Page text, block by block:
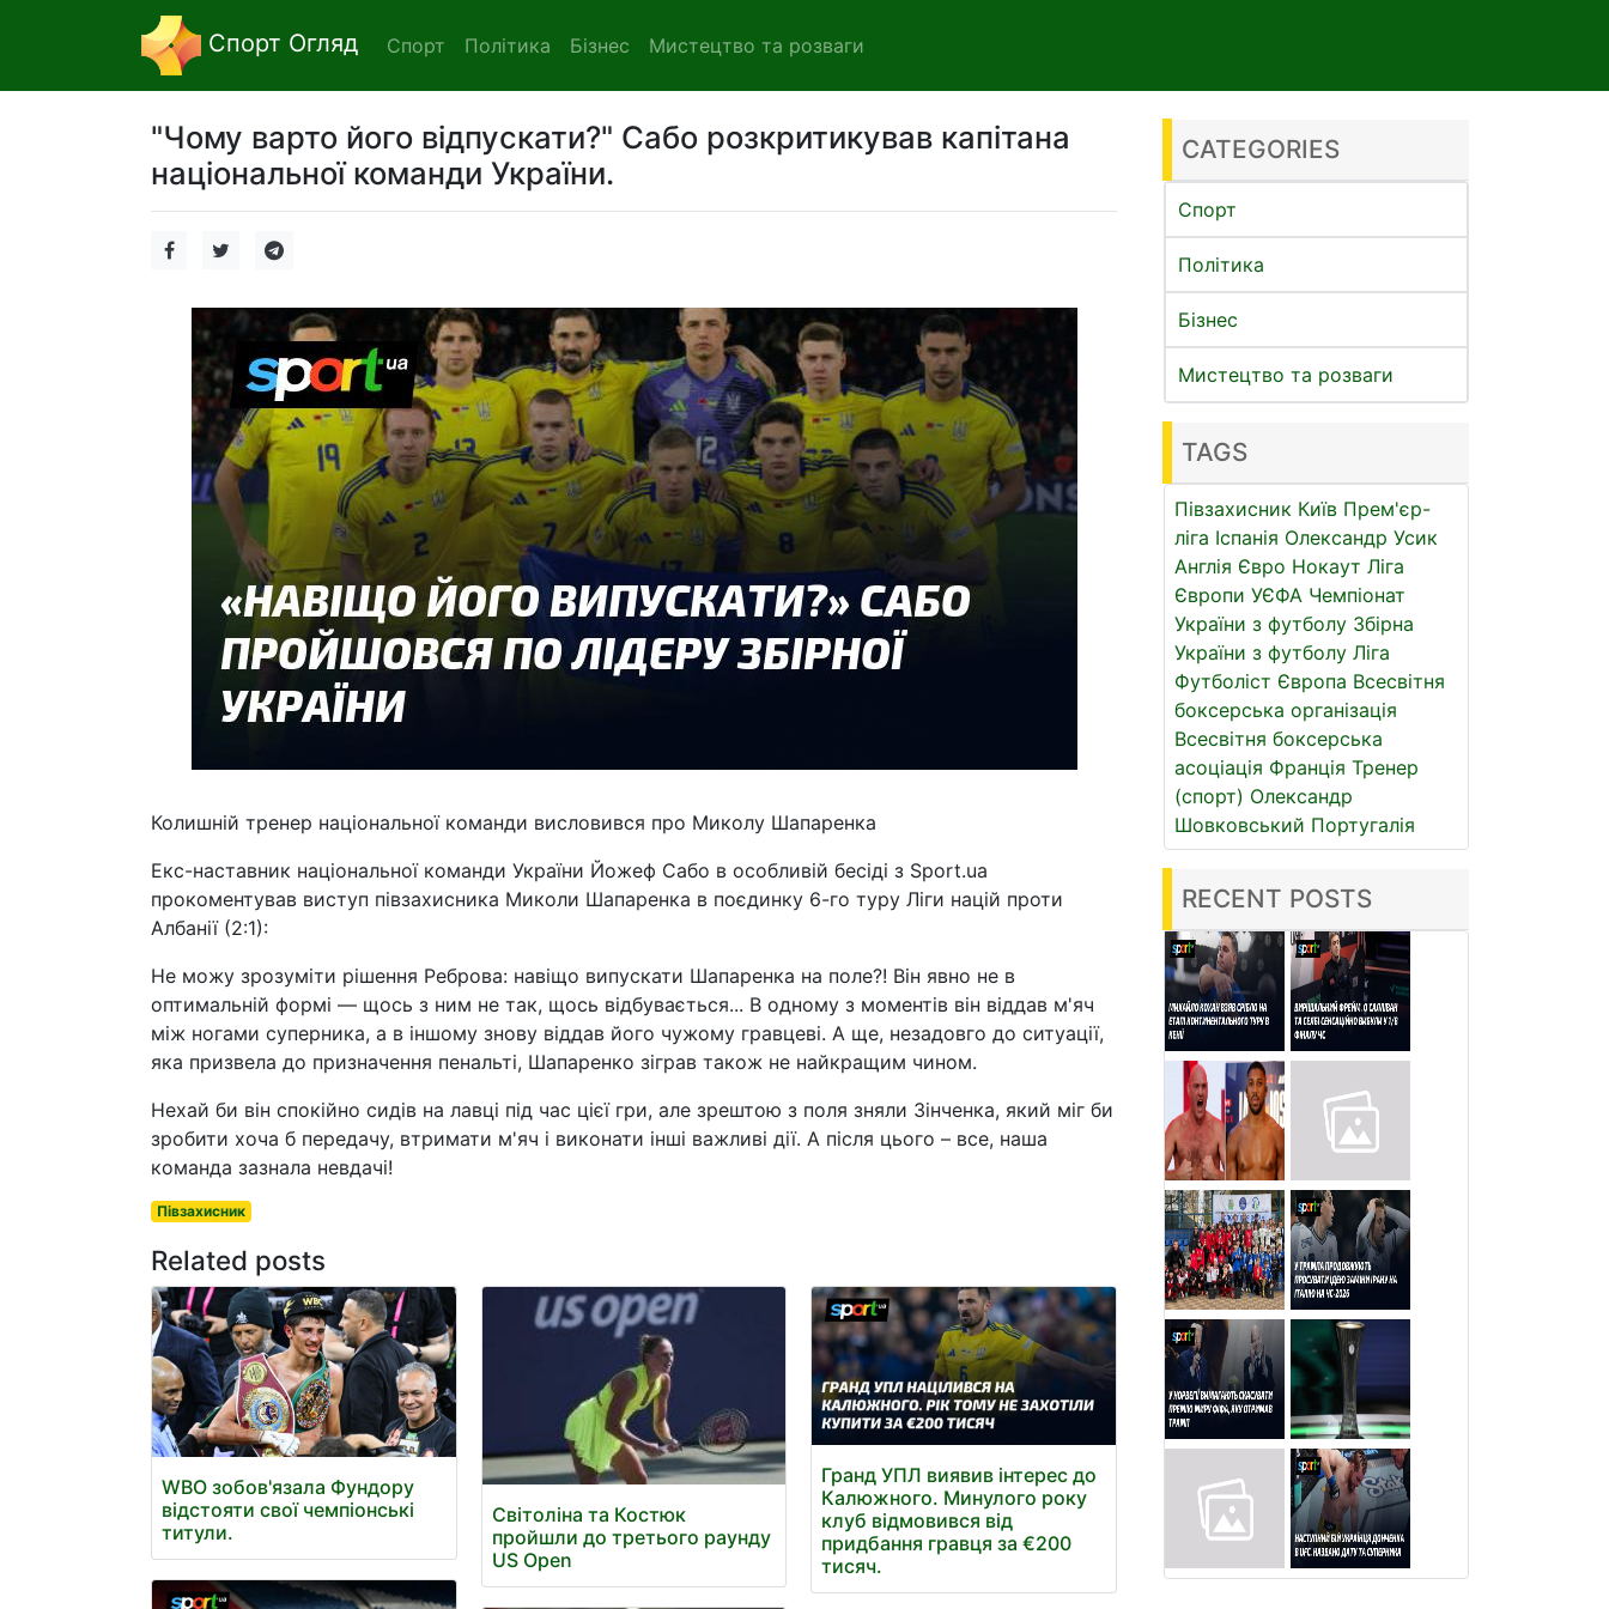
Спорт Огляд Спорт Політика Бізнес Мистецтво та розваги
"Чому варто його відпускати?" Сабо розкритикував капітана
національної команди України.
Колишній тренер національної команди висловився про Миколу Шапаренка
Екс-наставник національної команди України Йожеф Сабо в особливій бесіді з Sport.ua
прокоментував виступ півзахисника Миколи Шапаренка в поєдинку 6-го туру Ліги націй проти
Албанії (2:1):
Не можу зрозуміти рішення Реброва: навіщо випускати Шапаренка на поле?! Він явно не в
оптимальній формі — щось з ним не так, щось відбувається... В одному з моментів він віддав м'яч
між ногами суперника, а в іншому знову віддав його чужому гравцеві. А ще, незадовго до ситуації,
яка призвела до призначення пенальті, Шапаренко зіграв також не найкращим чином.
Нехай би він спокійно сидів на лавці під час цієї гри, але зрештою з поля зняли Зінченка, який міг би
зробити хоча б передачу, втримати м'яч і виконати інші важливі дії. А після цього – все, наша
команда зазнала невдачі!
Півзахисник
Related posts
WBO зобов'язала Фундору
відстояти свої чемпіонські
титули.
Світоліна та Костюк
пройшли до третього раунду
US Open
Гранд УПЛ виявив інтерес до
Калюжного. Минулого року
клуб відмовився від
придбання гравця за €200
тисяч.
CATEGORIES
Спорт
Політика
Бізнес
Мистецтво та розваги
TAGS
Півзахисник Київ Прем'єр-
ліга Іспанія Олександр Усик
Англія Євро Нокаут Ліга
Європи УЄФА Чемпіонат
України з футболу Збірна
України з футболу Ліга
Футболіст Європа Всесвітня
боксерська організація
Всесвітня боксерська
асоціація Франція Тренер
(спорт) Олександр
Шовковський Португалія
RECENT POSTS